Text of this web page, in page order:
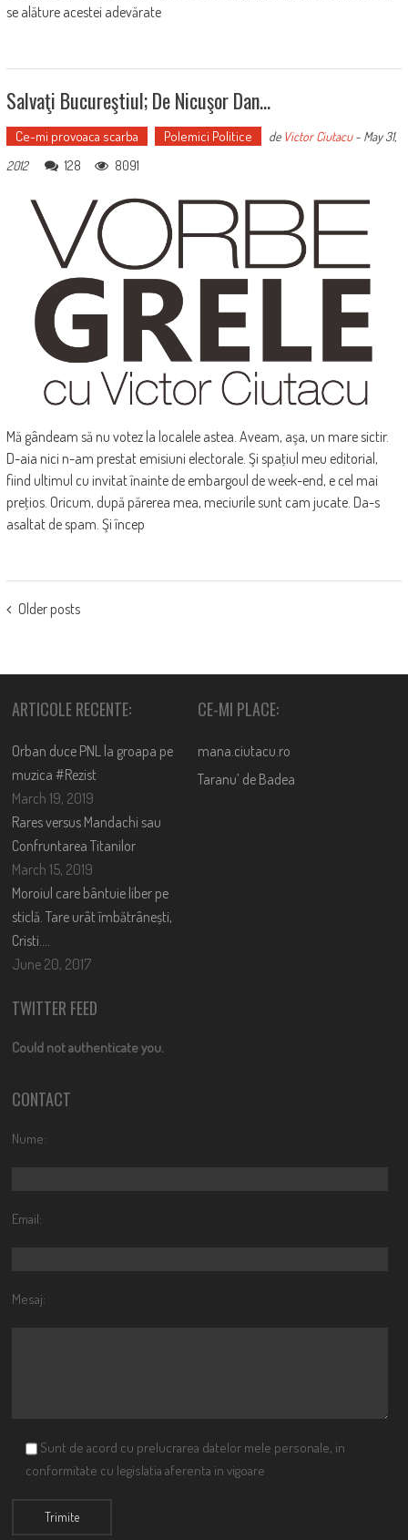
se alăture acestei adevărate
Salvaţi Bucureştiul; De Nicuşor Dan…
Ce-mi provoaca scarba Polemici Politice de Victor Ciutacu- May 31,
2012
128 8091
Mă gândeam să nu votez la localele astea. Aveam, aşa, un mare sictir.
D-aia nici n-am prestat emisiuni electorale. Şi spaţiul meu editorial,
fiind ultimul cu invitat înainte de embargoul de week-end, e cel mai
preţios. Oricum, după părerea mea, meciurile sunt cam jucate. Da-s
asaltat de spam. Şi încep
POSTS
Older posts
ARTICOLE RECENTE:
Orban duce PNL la groapa pe
muzica #Rezist
March 19, 2019
Rares versus Mandachi sau
Confruntarea Titanilor
March 15, 2019
Moroiul care bântuie liber pe
sticlă. Tare urât îmbătrânești,
Cristi….
June 20, 2017
CE-MI PLACE:
mana.ciutacu.ro
Taranu’ de Badea
TWITTER FEED
Could not authenticate you.
CONTACT
Nume:
Email:
Mesaj:
Sunt de acord cu prelucrarea datelor mele personale, in
conformitate cu legislatia aferenta in vigoare